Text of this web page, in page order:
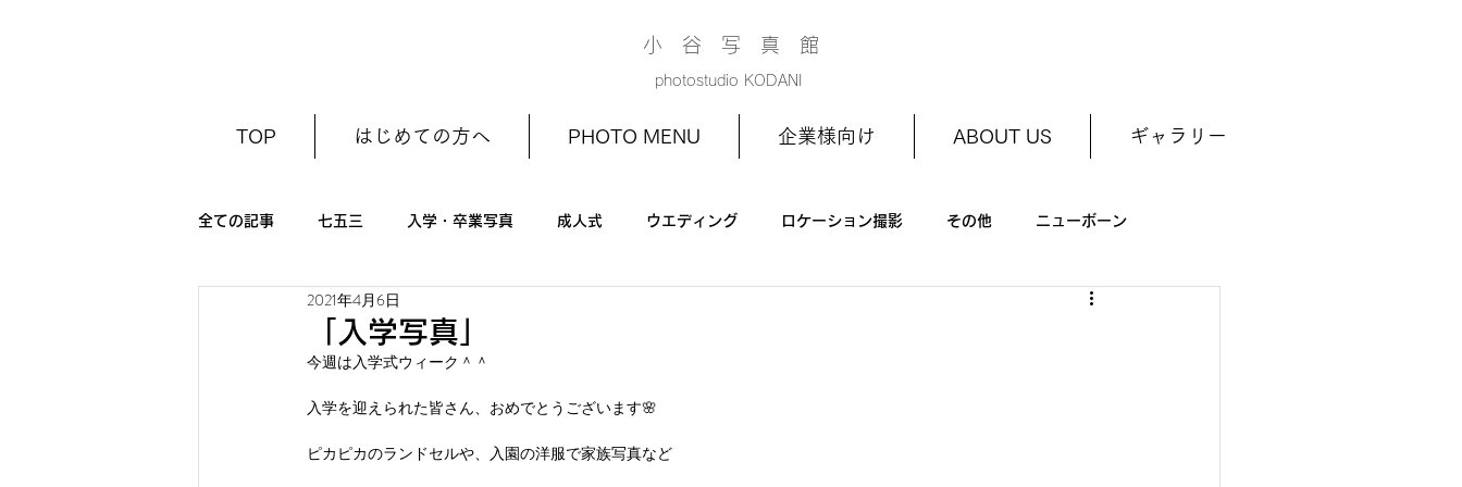
小 谷 写 真 館
photostudio KODANI
TOP はじめての方へ PHOTO MENU 企業様向け ABOUT US ギャラリー
全ての記事 七五三 入学・卒業写真 成人式 ウエディング ロケーション撮影 その他 ニューボーン
初節句（ひな祭り・こどもの日）
「入学写真」
2021年4月6日
今週は入学式ウィーク＾＾
入学を迎えられた皆さん、おめでとうございます🌸
ピカピカのランドセルや、入園の洋服で家族写真など